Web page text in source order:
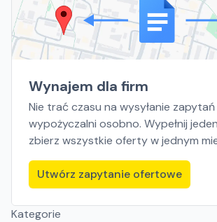
Wynajem dla firm
Nie trać czasu na wysyłanie
wypożyczalni osobno. Wypełnij
zbierz wszystkie oferty w jednym
Utwórz zapytanie ofertowe
Kategorie